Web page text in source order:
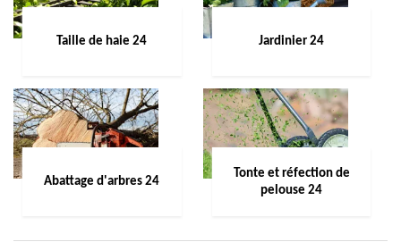
Taille de haie 24 Jardinier 24
Abattage d'arbres 24
Tonte et réfection de
pelouse 24